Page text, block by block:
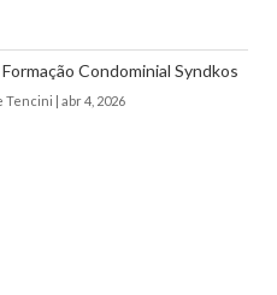
Condominial Syndkos
Tencini | abr 4, 2026